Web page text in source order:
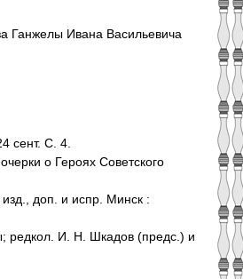
Ганжелы Ивана Васильевича
сент. С. 4.
о Героях Советского
доп. и испр. Минск :
редкол. И. Н. Шкадов (предс.) и